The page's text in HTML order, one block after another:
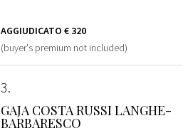
AGGIUDICATO € 320
(buyer's premium not included)
3
GAJA COSTA RUSSI LANGHE-
BARBARESCO